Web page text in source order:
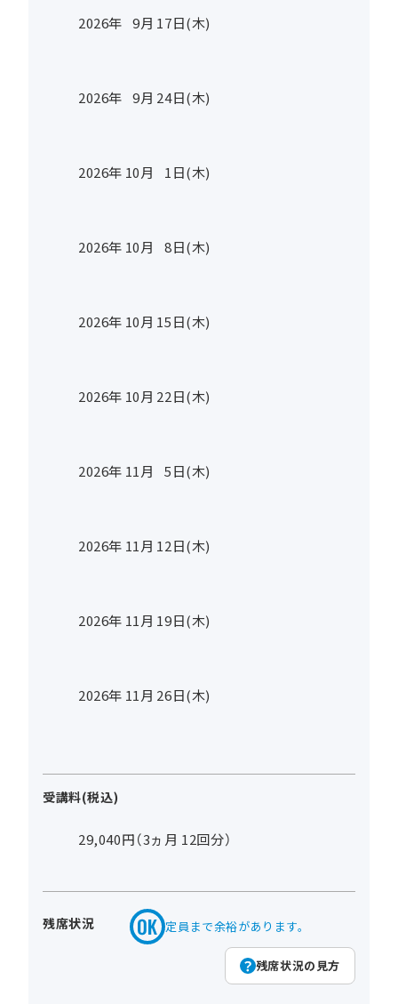
2026年 9月 17日(木)
2026年 9月 24日(木)
2026年 10月 1日(木)
2026年 10月 8日(木)
2026年 10月 15日(木)
2026年 10月 22日(木)
2026年 11月 5日(木)
2026年 11月 12日(木)
2026年 11月 19日(木)
2026年 11月 26日(木)
受講料(税込)
29,040円（3ヵ月 12回分）
残席状況 定員まで余裕があります。
残席状況の見方